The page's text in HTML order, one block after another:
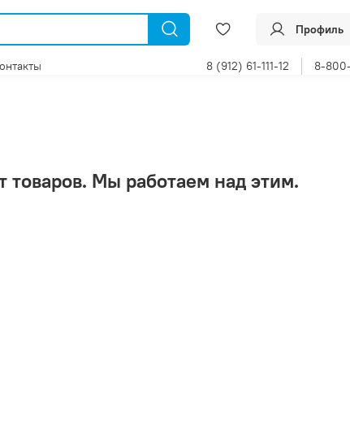
Профиль
8 (912) 61-111-12 8-
товаров. Мы работаем над этим.